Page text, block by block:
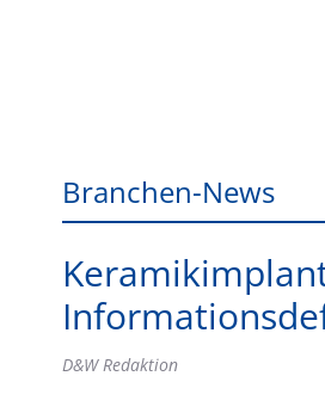
Branchen-News
D&W Redaktion